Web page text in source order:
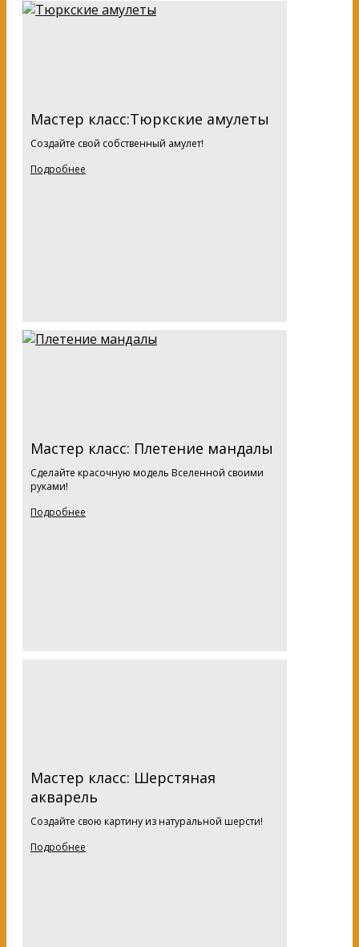
Мастер класс:Тюркские амулеты
Создайте свой собственный амулет!
Подробнее
Мастер класс: Плетение мандалы
Сделайте красочную модель Вселенной своими
руками!
Подробнее
Мастер класс: Шерстяная
акварель
Создайте свою картину из натуральной шерсти!
Подробнее